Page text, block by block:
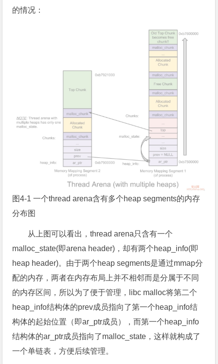
的情况：
图4-1 一个thread arena含有多个heap segments的内存
分布图
从上图可以看出，thread arena只含有一个
malloc_state(即arena header)，却有两个heap_info(即
heap header)。由于两个heap segments是通过mmap分
配的内存，两者在内存布局上并不相邻而是分属于不同
的内存区间，所以为了便于管理，libc malloc将第二个
heap_info结构体的prev成员指向了第一个heap_info结
构体的起始位置（即ar_ptr成员），而第一个heap_info
结构体的ar_ptr成员指向了malloc_state，这样就构成了
一个单链表，方便后续管理。